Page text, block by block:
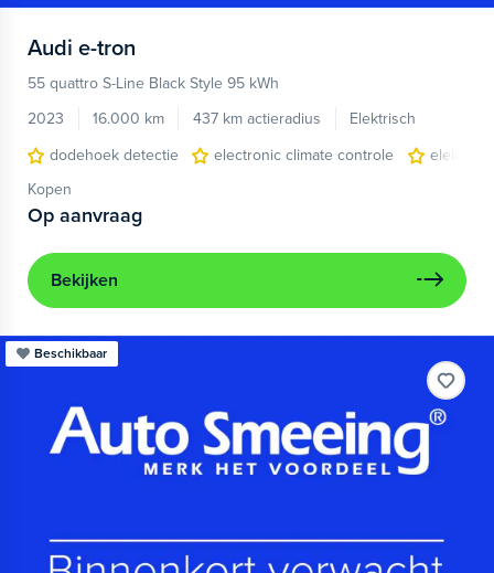
Audi e-tron
55 quattro S-Line Black Style 95 kWh
2023
16.000 km 437 km actieradius
Elektrisch
dodehoek detectie
electronic climate controle
Kopen
Op aanvraag
Bekijken
Beschikbaar